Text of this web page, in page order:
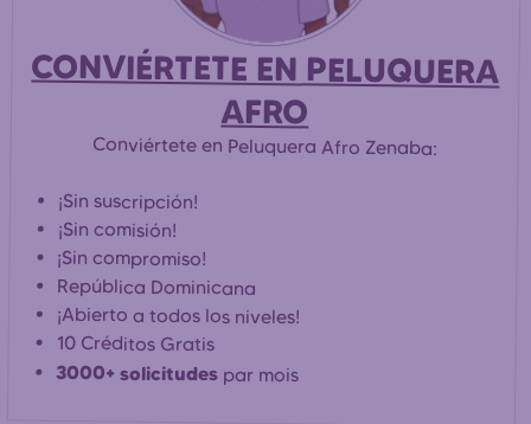
CONVIÉRTETE EN PELUQUERA
AFRO
Conviértete en Peluquera Afro Zenaba:
¡Sin suscripción!
¡Sin comisión!
¡Sin compromiso!
República Dominicana
¡Abierto a todos los niveles!
10 Créditos Gratis
3000+ solicitudes par mois